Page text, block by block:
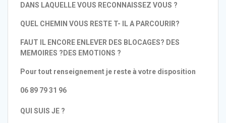
DANS LAQUELLE VOUS RECONNAISSEZ VOUS ?
QUEL CHEMIN VOUS RESTE T- IL A PARCOURIR?
FAUT IL ENCORE ENLEVER DES BLOCAGES? DES
MEMOIRES ?DES EMOTIONS ?
Pour tout renseignement je reste à votre disposition
06 89 79 31 96
QUI SUIS JE ?